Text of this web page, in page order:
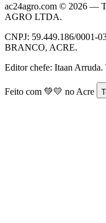
ac24agro.com © 2026 —
AGRO LTDA.
CNPJ: 59.449.186/0001-
BRANCO, ACRE.
Editor chefe: Itaan
Feito com 💚💛 no Acre